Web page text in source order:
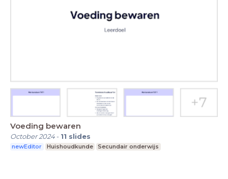
Voeding bewaren
October 2024- 11 slides
newEditor Huishoudkunde Secundair onderwijs